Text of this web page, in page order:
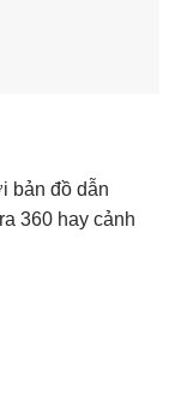
bản đồ dẫn
360 hay cảnh